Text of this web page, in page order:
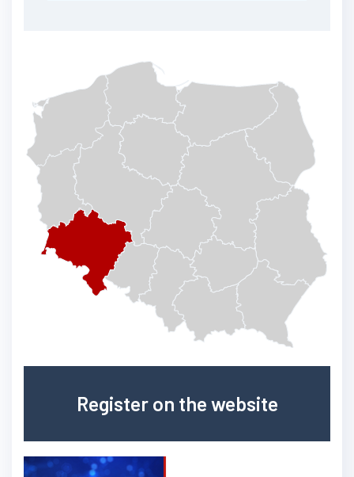
Register on the website